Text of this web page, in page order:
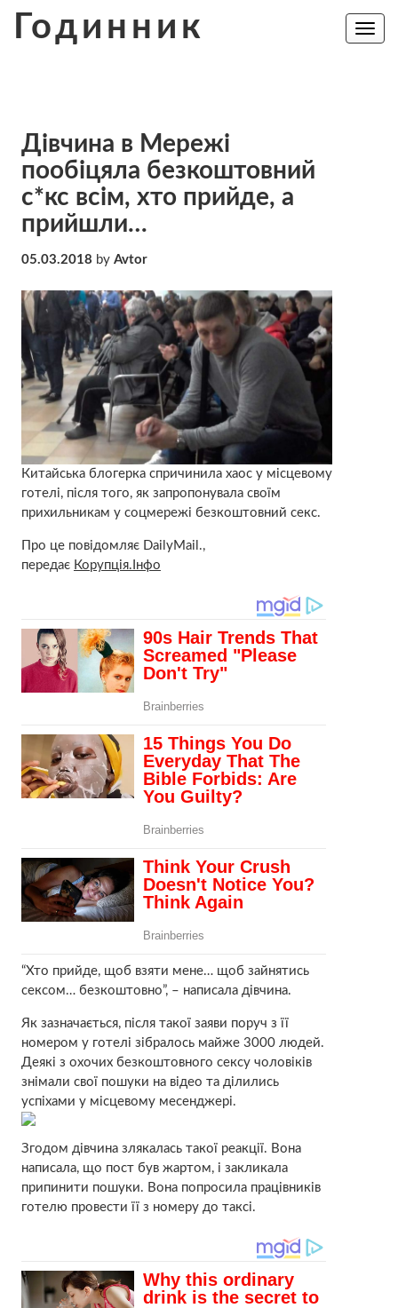
Годинник
Toggle
Дівчина в Мережі
пообіцяла безкоштовний
с*кс всім, хто прийде, а
прийшли…
05.03.2018 by Avtor
Китайська блогерка спричинила хаос у місцевому
готелі, після того, як запропонувала своїм
прихильникам у соцмережі безкоштовний секс.
Про це повідомляє DailyMail.,
передає Корупція.Інфо
“Хто прийде, щоб взяти мене… щоб зайнятись
сексом… безкоштовно”, – написала дівчина.
Як зазначається, після такої заяви поруч з її
номером у готелі зібралось майже 3000 людей.
Деякі з охочих безкоштовного сексу чоловіків
знімали свої пошуки на відео та ділились
успіхами у місцевому месенджері.
Згодом дівчина злякалась такої реакції. Вона
написала, що пост був жартом, і закликала
припинити пошуки. Вона попросила працівників
готелю провести її з номеру до таксі.